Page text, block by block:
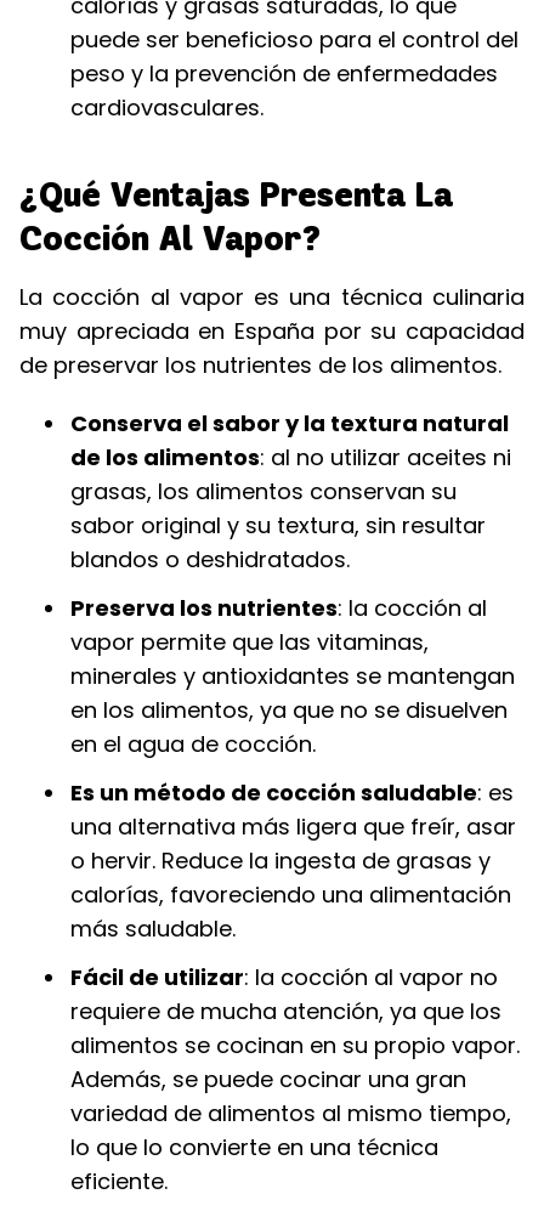
puede ser beneficioso para el control del
peso y la prevención de enfermedades
cardiovasculares.
¿Qué Ventajas Presenta La
Cocción Al Vapor?
La cocción al vapor es una técnica culinaria
muy apreciada en España por su capacidad
de preservar los nutrientes de los alimentos.
Conserva el sabor y la textura natural
de los alimentos: al no utilizar aceites ni
grasas, los alimentos conservan su
sabor original y su textura, sin resultar
blandos o deshidratados.
Preserva los nutrientes: la cocción al
vapor permite que las vitaminas,
minerales y antioxidantes se mantengan
en los alimentos, ya que no se disuelven
en el agua de cocción.
Es un método de cocción saludable: es
una alternativa más ligera que freír, asar
o hervir. Reduce la ingesta de grasas y
calorías, favoreciendo una alimentación
más saludable.
Fácil de utilizar: la cocción al vapor no
requiere de mucha atención, ya que los
alimentos se cocinan en su propio vapor.
Además, se puede cocinar una gran
variedad de alimentos al mismo tiempo,
lo que lo convierte en una técnica
eficiente.